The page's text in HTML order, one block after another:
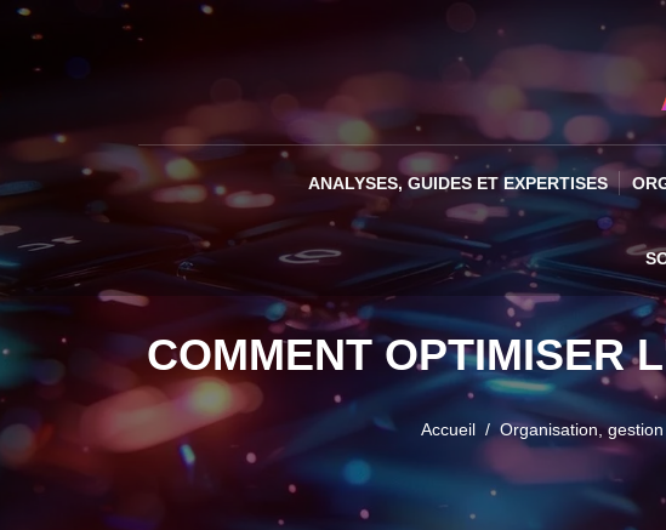
ANALYSES, GUIDES ET EXPERTISES
COMMENT OPTIMISER
Accueil Organisation,